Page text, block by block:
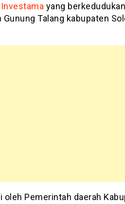
yang
Gunung Talang kabupaten
oleh Pemerintah daerah